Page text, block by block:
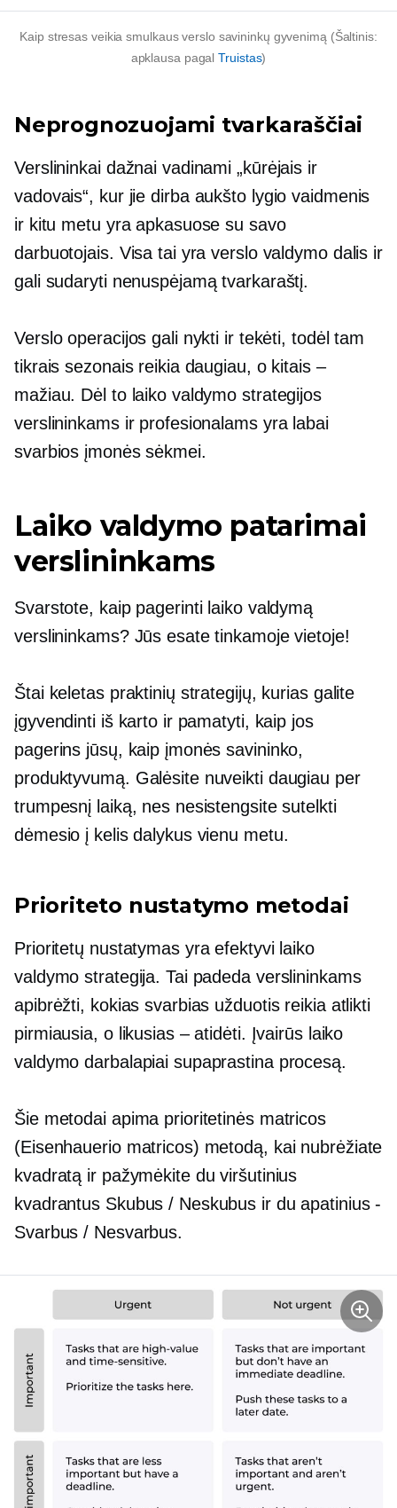
Kaip stresas veikia smulkaus verslo savininkų gyvenimą (Šaltinis:
apklausa pagalTruistas)
Neprognozuojami tvarkaraščiai
Verslininkai dažnai vadinami „kūrėjais ir
vadovais“, kur jie dirba aukšto lygio vaidmenis
ir kitu metu yra apkasuose su savo
darbuotojais. Visa tai yra verslo valdymo dalis ir
gali sudaryti nenuspėjamą tvarkaraštį.
Verslo operacijos gali nykti ir tekėti, todėl tam
tikrais sezonais reikia daugiau, o kitais –
mažiau. Dėl to laiko valdymo strategijos
verslininkams ir profesionalams yra labai
svarbios įmonės sėkmei.
Laiko valdymo patarimai
verslininkams
Svarstote, kaip pagerinti laiko valdymą
verslininkams? Jūs esate tinkamoje vietoje!
Štai keletas praktinių strategijų, kurias galite
įgyvendinti iš karto ir pamatyti, kaip jos
pagerins jūsų, kaip įmonės savininko,
produktyvumą. Galėsite nuveikti daugiau per
trumpesnį laiką, nes nesistengsite sutelkti
dėmesio į kelis dalykus vienu metu.
Prioriteto nustatymo metodai
Prioritetų nustatymas yra efektyvi laiko
valdymo strategija. Tai padeda verslininkams
apibrėžti, kokias svarbias užduotis reikia atlikti
pirmiausia, o likusias – atidėti. Įvairūs laiko
valdymo darbalapiai supaprastina procesą.
Šie metodai apima prioritetinės matricos
(Eisenhauerio matricos) metodą, kai nubrėžiate
kvadratą ir pažymėkite du viršutinius
kvadrantus Skubus / Neskubus ir du apatinius -
Svarbus / Nesvarbus.